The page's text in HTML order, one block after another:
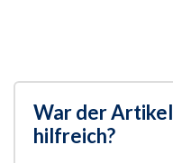
War der Artikel
hilfreich?